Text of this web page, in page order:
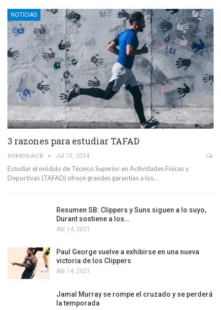
NOTICIAS
3 razones para estudiar TAFAD
SOMOS ACB Jul 10, 2024
Estudiar el módulo de Técnico Superior en Actividades Físicas y
Deportivas (TAFAD) ofrece grandes garantías a los…
Resumen SB: Clippers y Suns siguen a lo suyo,
Durant sostiene a los…
Abr 14, 2021
Paul George vuelve a exhibirse en una nueva
victoria de los Clippers
Abr 14, 2021
Jamal Murray se rompe el cruzado y se perderá
la temporada